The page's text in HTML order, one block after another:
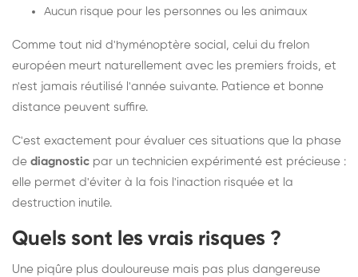
Aucun risque pour les personnes ou les animaux
Comme tout nid d'hyménoptère social, celui du frelon
européen meurt naturellement avec les premiers froids, et
n'est jamais réutilisé l'année suivante. Patience et bonne
distance peuvent suffire.
C'est exactement pour évaluer ces situations que la phase
de diagnostic par un technicien expérimenté est précieuse :
elle permet d'éviter à la fois l'inaction risquée et la
destruction inutile.
Quels sont les vrais risques ?
Une piqûre plus douloureuse mais pas plus dangereuse